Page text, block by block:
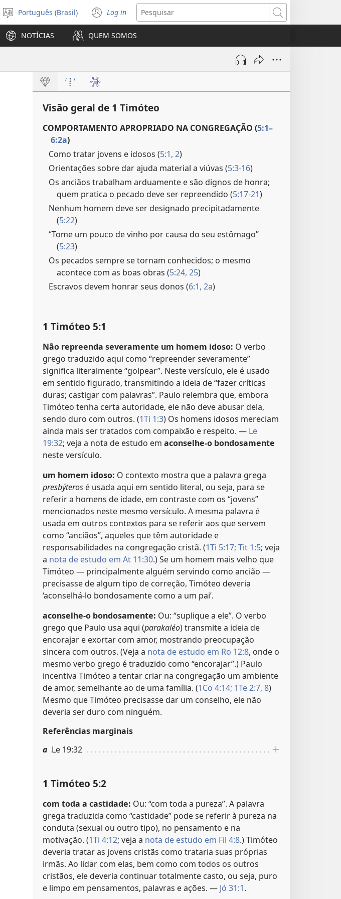
Selecione
o
idioma
Português (Brasil) Log in
(abre
nova
janela)
Pesquisar
NOTÍCIAS QUEM SOMOS
Visão geral de 1 Timóteo
COMPORTAMENTO APROPRIADO NA CONGREGAÇÃO (5:1–
6:2a)
Como tratar jovens e idosos (5:1, 2)
Orientações sobre dar ajuda material a viúvas (5:3-16)
Os anciãos trabalham arduamente e são dignos de honra;
quem pratica o pecado deve ser repreendido (5:17-21)
Nenhum homem deve ser designado precipitadamente
(5:22)
“Tome um pouco de vinho por causa do seu estômago”
(5:23)
Os pecados sempre se tornam conhecidos; o mesmo
acontece com as boas obras (5:24, 25)
Escravos devem honrar seus donos (6:1, 2a)
1 Timóteo 5:1
Não repreenda severamente um homem idoso: O verbo
grego traduzido aqui como “repreender severamente”
significa literalmente “golpear”. Neste versículo, ele é usado
em sentido figurado, transmitindo a ideia de “fazer críticas
duras; castigar com palavras”. Paulo relembra que, embora
Timóteo tenha certa autoridade, ele não deve abusar dela,
sendo duro com outros. (1Ti 1:3) Os homens idosos mereciam
ainda mais ser tratados com compaixão e respeito. — Le
19:32; veja a nota de estudo em aconselhe-o bondosamente
neste versículo.
um homem idoso: O contexto mostra que a palavra grega
presbýteros é usada aqui em sentido literal, ou seja, para se
referir a homens de idade, em contraste com os “jovens”
mencionados neste mesmo versículo. A mesma palavra é
usada em outros contextos para se referir aos que servem
como “anciãos”, aqueles que têm autoridade e
responsabilidades na congregação cristã. (1Ti 5:17; Tit 1:5; veja
a nota de estudo em At 11:30.) Se um homem mais velho que
Timóteo — principalmente alguém servindo como ancião —
precisasse de algum tipo de correção, Timóteo deveria
‘aconselhá-lo bondosamente como a um pai’.
aconselhe-o bondosamente: Ou: “suplique a ele”. O verbo
grego que Paulo usa aqui (parakaléo) transmite a ideia de
encorajar e exortar com amor, mostrando preocupação
sincera com outros. (Veja a nota de estudo em Ro 12:8, onde o
mesmo verbo grego é traduzido como “encorajar”.) Paulo
incentiva Timóteo a tentar criar na congregação um ambiente
de amor, semelhante ao de uma família. (1Co 4:14; 1Te 2:7, 8)
Mesmo que Timóteo precisasse dar um conselho, ele não
deveria ser duro com ninguém.
Referências marginais
a Le 19:32
1 Timóteo 5:2
com toda a castidade: Ou: “com toda a pureza”. A palavra
grega traduzida como “castidade” pode se referir à pureza na
conduta (sexual ou outro tipo), no pensamento e na
motivação. (1Ti 4:12; veja a nota de estudo em Fil 4:8.) Timóteo
deveria tratar as jovens cristãs como trataria suas próprias
irmãs. Ao lidar com elas, bem como com todos os outros
cristãos, ele deveria continuar totalmente casto, ou seja, puro
e limpo em pensamentos, palavras e ações. — Jó 31:1.